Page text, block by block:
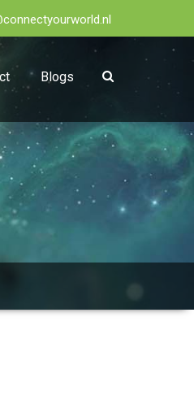
Blogs